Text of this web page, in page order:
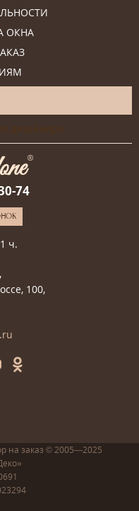
ОКНА
дизайнера
74
ч.
100,
на заказ © 2005—2025